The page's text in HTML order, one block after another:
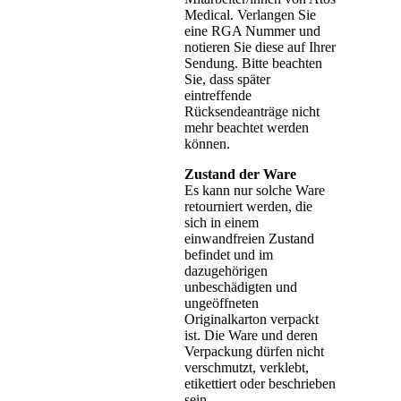
Medical. Verlangen Sie
eine RGA Nummer und
notieren Sie diese auf Ihrer
Sendung. Bitte beachten
Sie, dass später
eintreffende
Rücksendeanträge nicht
mehr beachtet werden
können.
Zustand der Ware
Es kann nur solche Ware
retourniert werden, die
sich in einem
einwandfreien Zustand
befindet und im
dazugehörigen
unbeschädigten und
ungeöffneten
Originalkarton verpackt
ist. Die Ware und deren
Verpackung dürfen nicht
verschmutzt, verklebt,
etikettiert oder beschrieben